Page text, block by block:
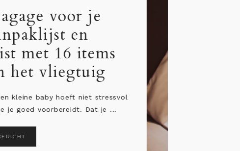
adviezen
“Ik wil heel graag een verre reis
ben zo bang voor de jetlag van de
LEES HET BERICHT